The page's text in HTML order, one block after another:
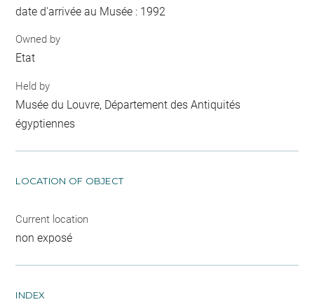
date d'arrivée au Musée : 1992
Owned by
Etat
Held by
Musée du Louvre, Département des Antiquités
égyptiennes
LOCATION OF OBJECT
Current location
non exposé
INDEX